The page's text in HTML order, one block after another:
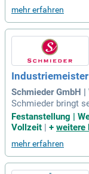
ntwortlich für die
zesse und
nd Anlagen.
ichern Sie die
nlagen und setzen
eres Teams und
tung aktiv mit!
mehr erfahren
Schmieder GmbH
Schmieder bringt
men zusammen.
gen im Allgäu als
Unternehmen
sche und fachliche
Festanstellung |
Vollzeit | + weitere
mehr erfahren